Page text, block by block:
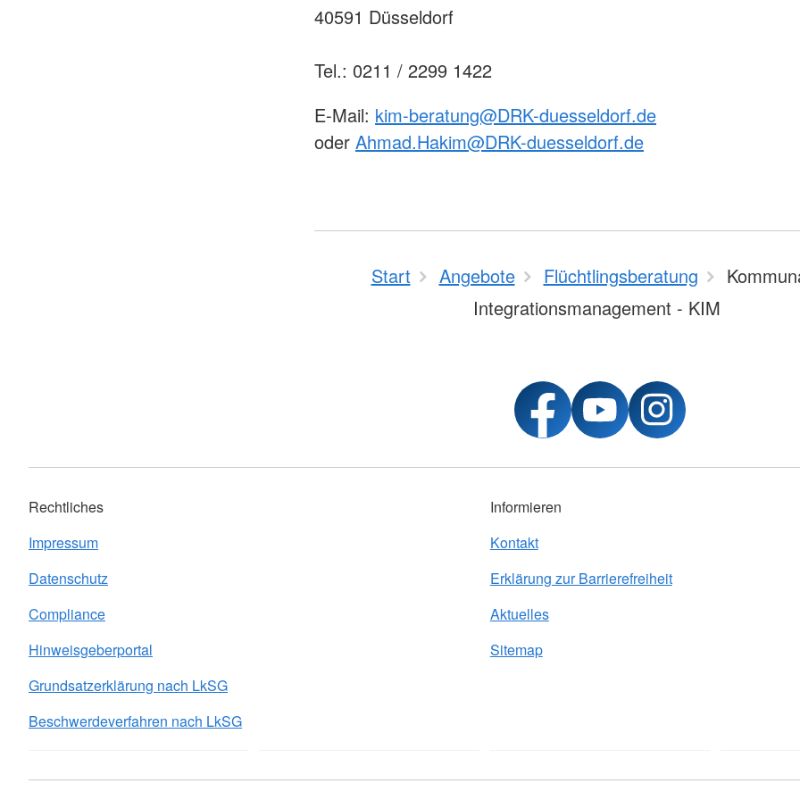
40591 Düsseldorf
Tel.: 0211 / 2299 1422
E-Mail: kim-beratung@DRK-duesseldorf.de
oder Ahmad.Hakim@DRK-duesseldorf.de
Start Angebote Flüchtlingsberatung
Integrationsmanagement - KIM
Rechtliches
Impressum
Datenschutz
Compliance
Hinweisgeberportal
Grundsatzerklärung nach LkSG
Beschwerdeverfahren nach LkSG
Informieren
Kontakt
Erklärung zur Barrierefreiheit
Aktuelles
Sitemap